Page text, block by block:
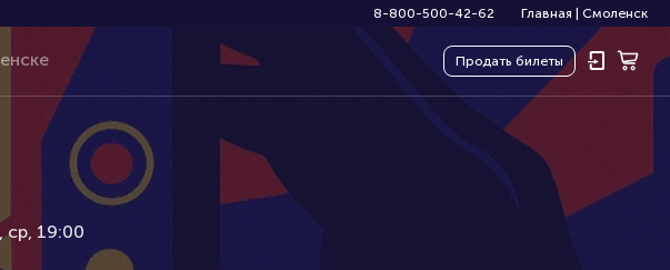
8-800-500-42-62 Главная Смоленск
Продать билеты
ср, 19:00